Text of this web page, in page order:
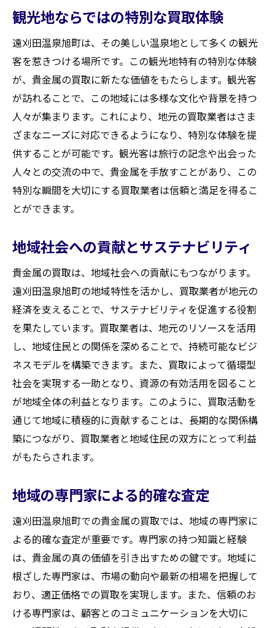
安全に取引を進めるための準備
口コミとレビューで判断する買取業者選びのコ
ツ
信頼できる口コミサイトの特長
レビューの内容をどう読み取るか
良い口コミと悪い口コミの見極め方
長期的な評価が物語る業者の信頼性
口コミを活用した交渉力の向上
実際の利用者から聞く買取体験談
買取価格を引き上げるための交渉術をマスター
交渉の基本と心構え
チ
実際の交渉事例から学ぶテクニック
業者の心理を理解する交渉術
交渉のタイミングを見極める
交渉後のフォローアップの重要性
貴金属買取を成功させるための地域情報の重要
性
地域特有の情報が買取に与える影響
地域新聞や掲示板から得る情報
地元の買取イベントを活用する方法
地域社会とのネットワークを構築する
地域貢献を考えた買取活動のすすめ
買取大吉セラビ白石店
観光地ならではの特別な買取体験
遠刈田温泉旭町は、その美しい温泉地として多くの観光
客を惹きつける場所です。この観光地特有の特別な体験
が、貴金属の買取に新たな価値をもたらします。観光客
が訪れることで、この地域には多様な文化や背景を持つ
人々が集まります。これにより、地元の買取業者はさま
ざまなニーズに対応できるようになり、特別な体験を提
供することが可能です。観光客は旅行の記念や出会った
人々との交流の中で、貴金属を手放すことがあり、この
特別な瞬間を大切にする買取業者は信頼と満足を得るこ
とができます。
地域社会への貢献とサステナビリティ
貴金属の買取は、地域社会への貢献にもつながります。
遠刈田温泉旭町の地域特性を活かし、買取業者が地元の
経済を支えることで、サステナビリティを促進する役割
を果たしています。買取業者は、地元のリソースを活用
し、地域住民との関係を深めることで、持続可能なビジ
ネスモデルを構築できます。また、買取によって循環型
社会を実現する一助となり、資源の有効活用を図ること
が地域全体の利益となります。このように、買取活動を
通じて地域に積極的に貢献することは、長期的な関係構
築につながり、買取業者と地域住民の双方にとって利益
がもたらされます。
地域の専門家による的確な査定
遠刈田温泉旭町での貴金属の買取では、地域の専門家に
よる的確な査定が重要です。専門家の持つ知識と経験
は、貴金属の真の価値を引き出すための鍵です。地域に
根ざした専門家は、市場の動向や最新の相場を把握して
おり、適正価格での買取を実現します。また、信頼のお
ける専門家は、顧客とのコミュニケーションを大切に